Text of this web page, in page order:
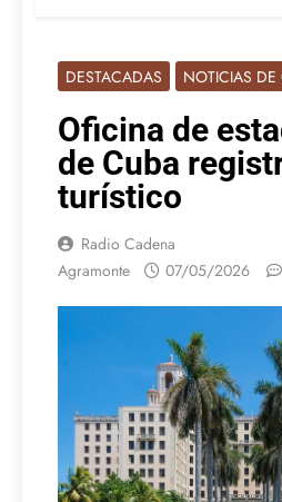
DESTACADAS NOTICIAS DE
Oficina de
de Cuba
turístico
Radio Cadena
Agramonte
07/05/2026